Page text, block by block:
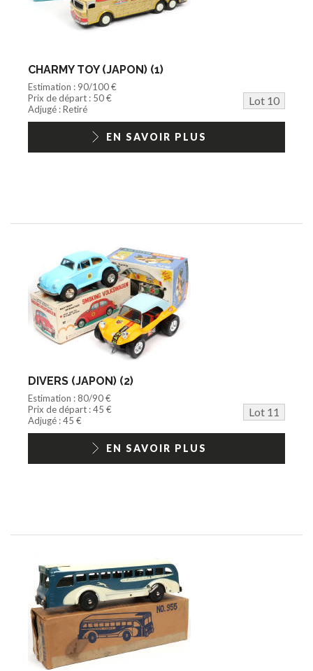
CHARMY TOY (JAPON) (1)
Estimation : 90/100 €
Prix de départ : 50 €
Lot 10
Adjugé : Retiré
EN SAVOIR PLUS
DIVERS (JAPON) (2)
Estimation : 80/90 €
Prix de départ : 45 €
Lot 11
Adjugé : 45 €
EN SAVOIR PLUS